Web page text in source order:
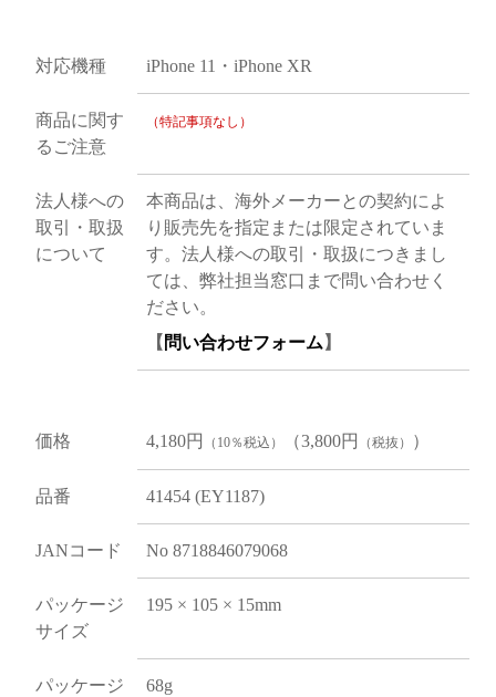
対応機種 iPhone 11・iPhone XR
商品に関す
るご注意
（特記事項なし）
法人様への
取引・取扱
について
本商品は、海外メーカーとの契約によ
り販売先を指定または限定されていま
す。法人様への取引・取扱につきまし
ては、弊社担当窓口まで問い合わせく
ださい。
【 問い合わせフォーム 】
価格 4,180円 （10％税込） （3,800円 （税抜） ）
品番 41454 (EY1187)
JANコード No 8718846079068
パッケージ
サイズ
195 × 105 × 15mm
パッケージ
68g